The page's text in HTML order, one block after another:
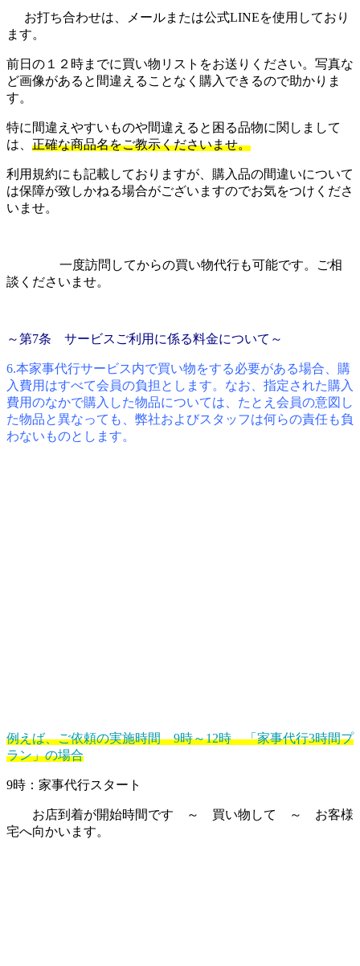
お打ち合わせは、メールまたは公式LINEを使用しており
ます。
前日の１２時までに買い物リストをお送りください。写真な
ど画像があると間違えることなく購入できるので助かりま
す。
特に間違えやすいものや間違えると困る品物に関しまして
は、 正確な商品名をご教示くださいませ。
利用規約にも記載しておりますが、購入品の間違いについて
は保障が致しかねる場合がございますのでお気をつけくださ
いませ。
一度訪問してからの買い物代行も可能です。ご相
談くださいませ。
～第7条 サービスご利用に係る料金について～
6.本家事代行サービス内で買い物をする必要がある場合、購
入費用はすべて会員の負担とします。なお、指定された購入
費用のなかで購入した物品については、たとえ会員の意図し
た物品と異なっても、弊社およびスタッフは何らの責任も負
わないものとします。
例えば、ご依頼の実施時間 9時～12時 「家事代行3時間プ
ラン」の場合
9時：家事代行スタート
お店到着が開始時間です ～ 買い物して ～ お客様
宅へ向かいます。